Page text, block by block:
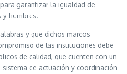
garantizar la igualdad de
y hombres.
y que dichos marcos
de las instituciones debe
de calidad, que cuenten con un
de actuación y coordinación